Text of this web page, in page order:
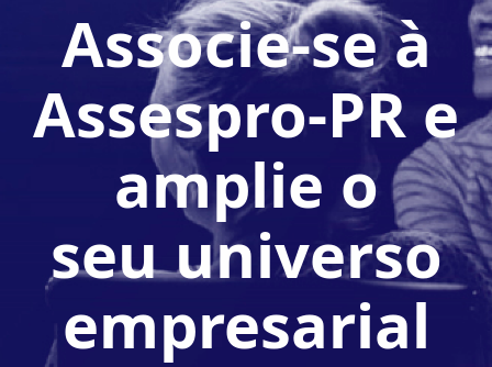
Associe-se à
Assespro-PR e
amplie o
seu universo
empresarial